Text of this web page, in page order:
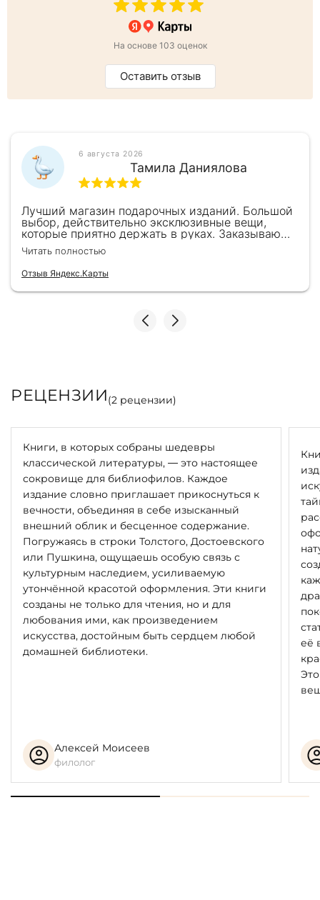
На основе 103 оценок
Оставить отзыв
6 августа 2026
Тамила Даниялова
Лучший магазин подарочных изданий. Большой
выбор, действительно эксклюзивные вещи,
которые приятно держать в руках. Заказываю
здесь уже второй раз для бизнес-партнеров,
всегда всё безупречно — от общения с
консультантами до качества самих книг.
Однозначно рекомендую
Читать полностью
Отзыв Яндекс.Карты
РЕЦЕНЗИИ(2 рецензии)
Книги, в которых собраны шедевры
классической литературы, — это настоящее
сокровище для библиофилов. Каждое
издание словно приглашает прикоснуться к
вечности, объединяя в себе изысканный
внешний облик и бесценное содержание.
Погружаясь в строки Толстого, Достоевского
или Пушкина, ощущаешь особую связь с
культурным наследием, усиливаемую
утончённой красотой оформления. Эти книги
созданы не только для чтения, но и для
любования ими, как произведением
искусства, достойным быть сердцем любой
домашней библиотеки.
Алексей Моисеев
филолог
её